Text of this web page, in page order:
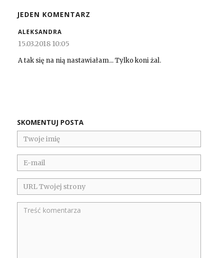
JEDEN KOMENTARZ
ALEKSANDRA
15.03.2018 10:05
A tak się na nią nastawiałam... Tylko koni żal.
SKOMENTUJ POSTA